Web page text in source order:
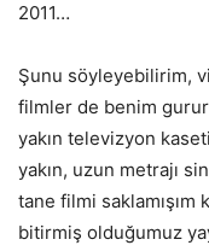
2011…
Şunu söyleyebilirim,
filmler de benim
yakın televizyon
yakın, uzun metrajı
tane filmi
bitirmiş olduğumuz